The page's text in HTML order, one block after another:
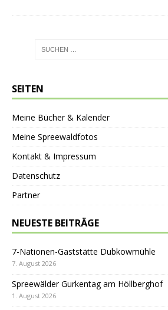
SEITEN
Meine Bücher & Kalender
Meine Spreewaldfotos
Kontakt & Impressum
Datenschutz
Partner
NEUESTE BEITRÄGE
7-Nationen-Gaststätte Dubkowmühle
7. August 2026
Spreewälder Gurkentag am Höllberghof
1. August 2026